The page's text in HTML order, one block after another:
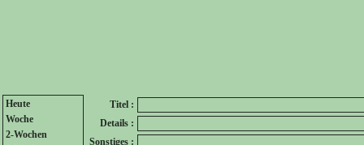
Heute
Woche
2-Wochen
Titel :
Details :
Sonstiges :